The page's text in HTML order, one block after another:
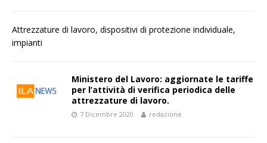
Attrezzature di lavoro, dispositivi di protezione individuale,
impianti
Ministero del Lavoro: aggiornate le tariffe
per l’attività di verifica periodica delle
attrezzature di lavoro.
7 Dicembre 2020 redazione